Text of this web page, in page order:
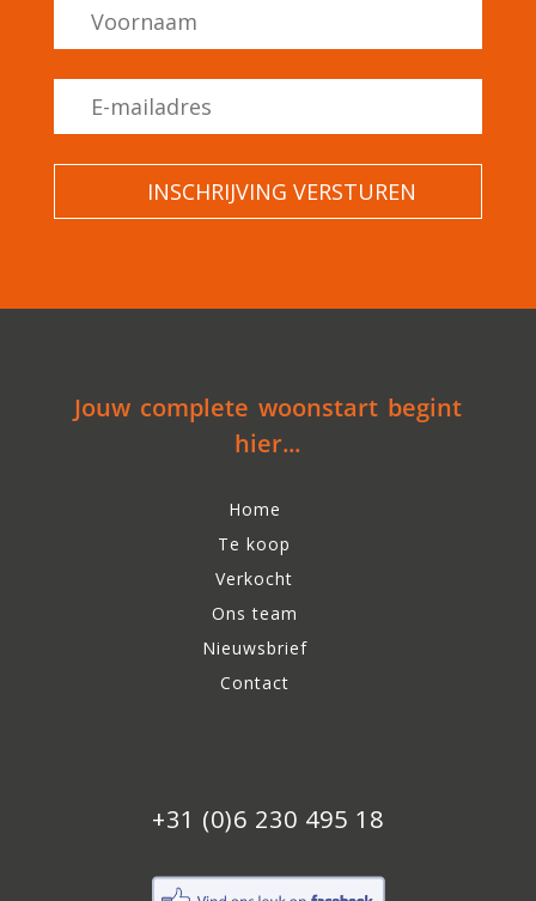
Jouw complete woonstart begint
hier...
Home
Te koop
Verkocht
Ons team
Nieuwsbrief
Contact
+31 (0)6 230 495 18